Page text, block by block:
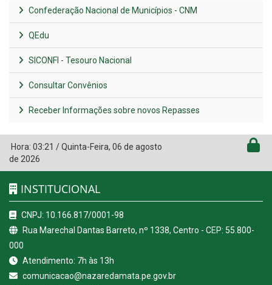
Confederação Nacional de Municípios - CNM
QEdu
SICONFI - Tesouro Nacional
Consultar Convênios
Receber Informações sobre novos Repasses
Hora: 03:21 /Quinta-Feira, 06 de agosto
de 2026
INSTITUCIONAL
CNPJ: 10.166.817/0001-98
Rua Marechal Dantas Barreto, nº 1338, Centro - CEP: 55.800-
000
Atendimento: 7h às 13h
comunicacao@nazaredamata.pe.gov.br